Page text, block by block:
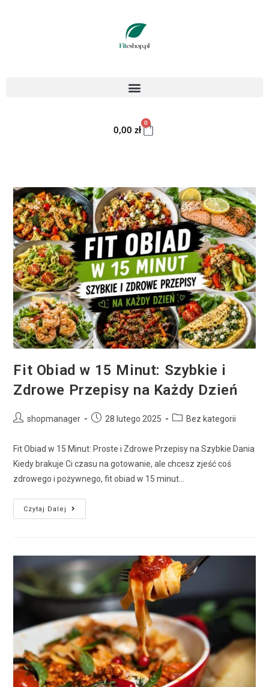
0,00 zł
0
Fit Obiad w 15 Minut: Szybkie i
Zdrowe Przepisy na Każdy Dzień
shopmanager 28 lutego 2025 Bez kategorii
Fit Obiad w 15 Minut: Proste i Zdrowe Przepisy na Szybkie Dania
Kiedy brakuje Ci czasu na gotowanie, ale chcesz zjeść coś
zdrowego i pożywnego, fit obiad w 15 minut…
Czytaj Dalej